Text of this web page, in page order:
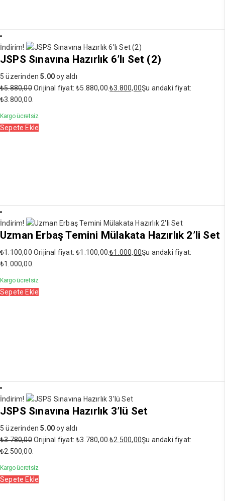
İndirim!
JSPS Sınavına Hazırlık 6’lı Set (2)
5 üzerinden5.00oy aldı
₺5.880,00 Orijinal fiyat: ₺5.880,00.₺3.800,00Şu andaki fiyat:
₺3.800,00.
Kargo ücretsiz
Sepete Ekle
İndirim!
Uzman Erbaş Temini Mülakata Hazırlık 2’li Set
₺1.100,00 Orijinal fiyat: ₺1.100,00.₺1.000,00Şu andaki fiyat:
₺1.000,00.
Kargo ücretsiz
Sepete Ekle
İndirim!
JSPS Sınavına Hazırlık 3’lü Set
5 üzerinden5.00oy aldı
₺3.780,00 Orijinal fiyat: ₺3.780,00.₺2.500,00Şu andaki fiyat:
₺2.500,00.
Kargo ücretsiz
Sepete Ekle